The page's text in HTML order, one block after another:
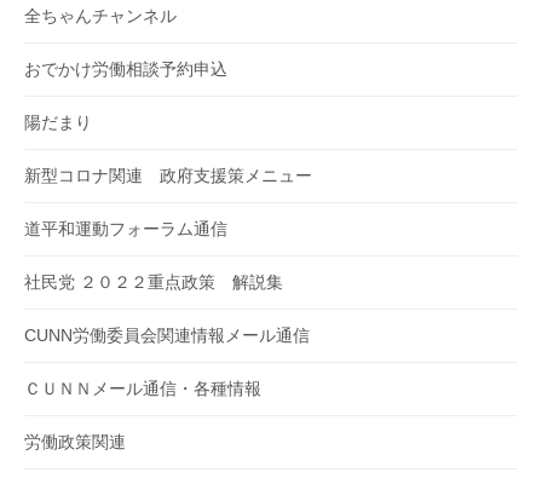
全ちゃんチャンネル
おでかけ労働相談予約申込
陽だまり
新型コロナ関連 政府支援策メニュー
道平和運動フォーラム通信
社民党 ２０２２重点政策 解説集
CUNN労働委員会関連情報メール通信
ＣＵＮＮメール通信・各種情報
労働政策関連